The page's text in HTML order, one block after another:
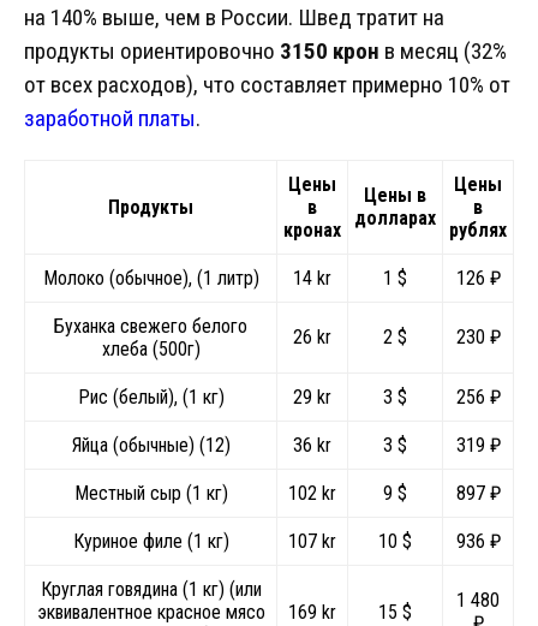
на 140% выше, чем в России. Швед тратит на
продукты ориентировочно 3150 крон в месяц (32%
от всех расходов), что составляет примерно 10% от
заработной платы.
Продукты
Цены
в
кронах
Цены в
долларах
Цены
в
рублях
Молоко (обычное), (1 литр) 14 kr 1 $ 126 ₽
Буханка свежего белого
хлеба (500г)
26 kr 2 $ 230 ₽
Рис (белый), (1 кг) 29 kr 3 $ 256 ₽
Яйца (обычные) (12) 36 kr 3 $ 319 ₽
Местный сыр (1 кг) 102 kr 9 $ 897 ₽
Куриное филе (1 кг) 107 kr 10 $ 936 ₽
Круглая говядина (1 кг) (или
эквивалентное красное мясо
169 kr 15 $
1 480